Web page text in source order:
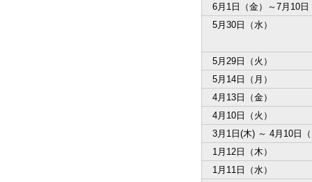
6月1日（金）～7月10日
5月30日（水）
5月29日（火）
5月14日（月）
4月13日（金）
4月10日（火）
3月1日(木) ～ 4月10日
1月12日（木）
1月11日（水）